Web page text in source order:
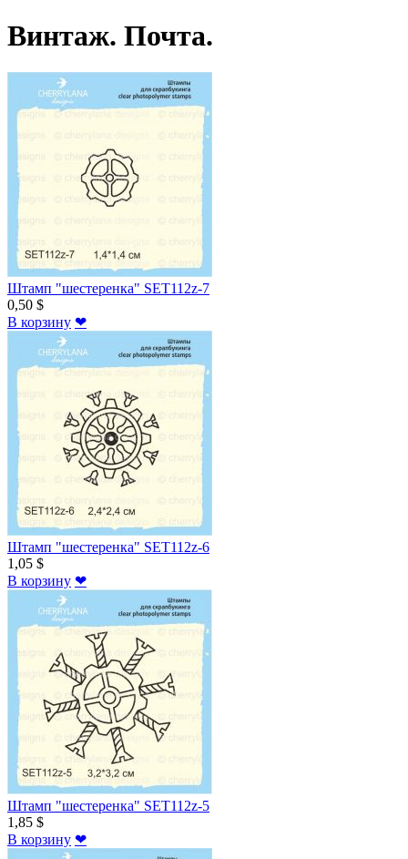
Винтаж. Почта.
Штамп "шестеренка" SET112z-7
0,50 $
В корзину ❤
Штамп "шестеренка" SET112z-6
1,05 $
В корзину ❤
Штамп "шестеренка" SET112z-5
1,85 $
В корзину ❤